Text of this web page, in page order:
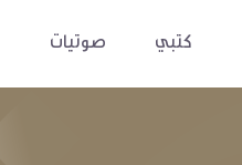
كتبي صوتيات